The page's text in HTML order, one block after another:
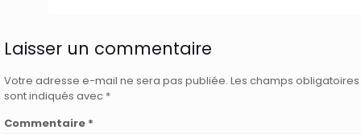
Laisser un commentaire
Votre adresse e-mail ne sera pas publiée. Les champs obligatoires
sont indiqués avec *
Commentaire *